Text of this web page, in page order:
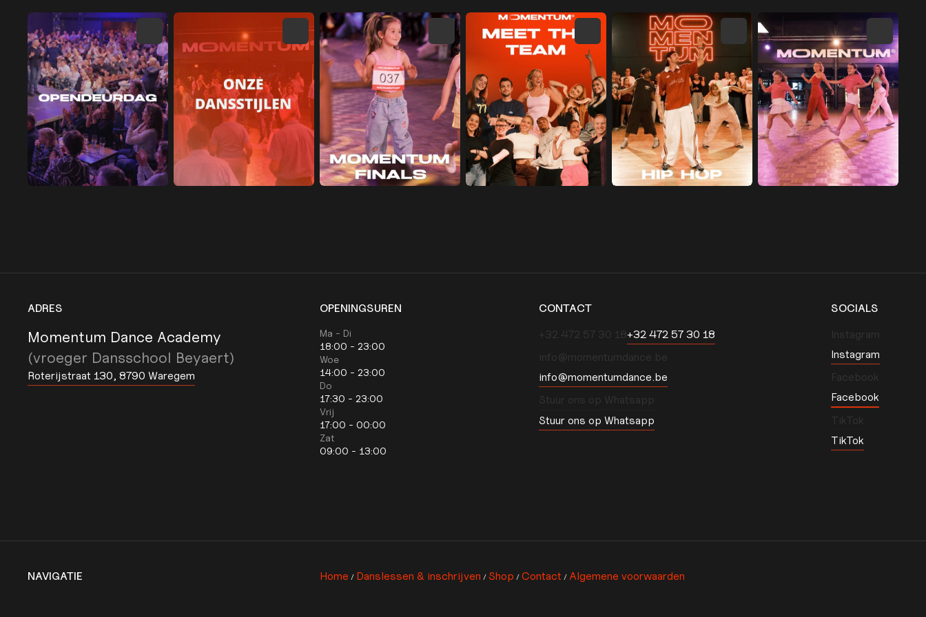
ADRES
Momentum Dance Academy
(vroeger Dansschool Beyaert)
Roterijstraat 130, 8790 Waregem
OPENINGSUREN
Ma - Di
18:00 - 23:00
Woe
14:00 - 23:00
Do
17:30 - 23:00
Vrij
17:00 - 00:00
Zat
09:00 - 13:00
SOCIALS
Instagram
Instagram
Facebook
Facebook
TikTok
TikTok
CONTACT
‭+32 472 57 30 18‬‭+32 472 57 30 18‬
info@momentumdance.be
info@momentumdance.be
Stuur ons op Whatsapp
Stuur ons op Whatsapp
NAVIGATIE Home / Danslessen & inschrijven / Shop / Contact / Algemene voorwaarden